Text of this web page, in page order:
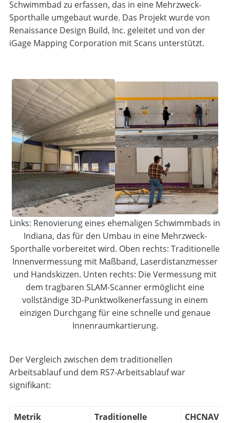
Schwimmbad zu erfassen, das in eine Mehrzweck-
Sporthalle umgebaut wurde. Das Projekt wurde von
Renaissance Design Build, Inc. geleitet und von der
iGage Mapping Corporation mit Scans unterstützt.
Links: Renovierung eines ehemaligen Schwimmbads in
Indiana, das für den Umbau in eine Mehrzweck-
Sporthalle vorbereitet wird. Oben rechts: Traditionelle
Innenvermessung mit Maßband, Laserdistanzmesser
und Handskizzen. Unten rechts: Die Vermessung mit
dem tragbaren SLAM-Scanner ermöglicht eine
vollständige 3D-Punktwolkenerfassung in einem
einzigen Durchgang für eine schnelle und genaue
Innenraumkartierung.
Der Vergleich zwischen dem traditionellen
Arbeitsablauf und dem RS7-Arbeitsablauf war
signifikant:
Metrik
Traditionelle
CHCNAV